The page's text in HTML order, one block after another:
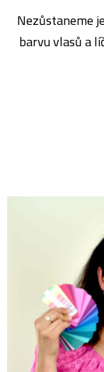
Nezůstaneme
barvu vlasů a